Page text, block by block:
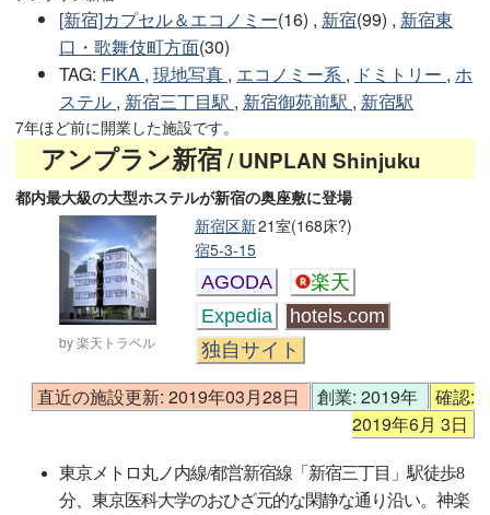
[新宿]カプセル＆エコノミー(16) , 新宿(99) , 新宿東
口・歌舞伎町方面(30)
TAG: FIKA , 現地写真 , エコノミー系 , ドミトリー , ホ
ステル , 新宿三丁目駅 , 新宿御苑前駅 , 新宿駅
7年ほど前に開業した施設です。
アンプラン新宿/ UNPLAN Shinjuku
都内最大級の大型ホステルが新宿の奥座敷に登場
by 楽天トラベル
21室(168床?)
新宿区新
宿5-3-15
AGODA
楽天
Expedia
hotels.com
独自サイト
直近の施設更新: 2019年03月28日 創業: 2019年
確認:
2019年6月 3日
東京メトロ丸ノ内線/都営新宿線「新宿三丁目」駅徒歩8
分、東京医科大学のおひざ元的な閑静な通り沿い。神楽